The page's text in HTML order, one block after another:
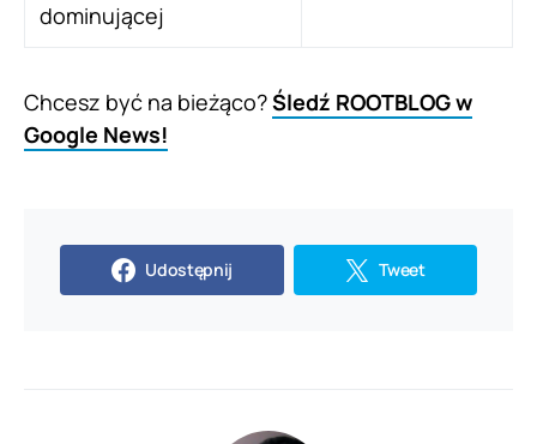
dominującej
Chcesz być na bieżąco?Śledź ROOTBLOG w
Google News!
Udostępnij Tweet